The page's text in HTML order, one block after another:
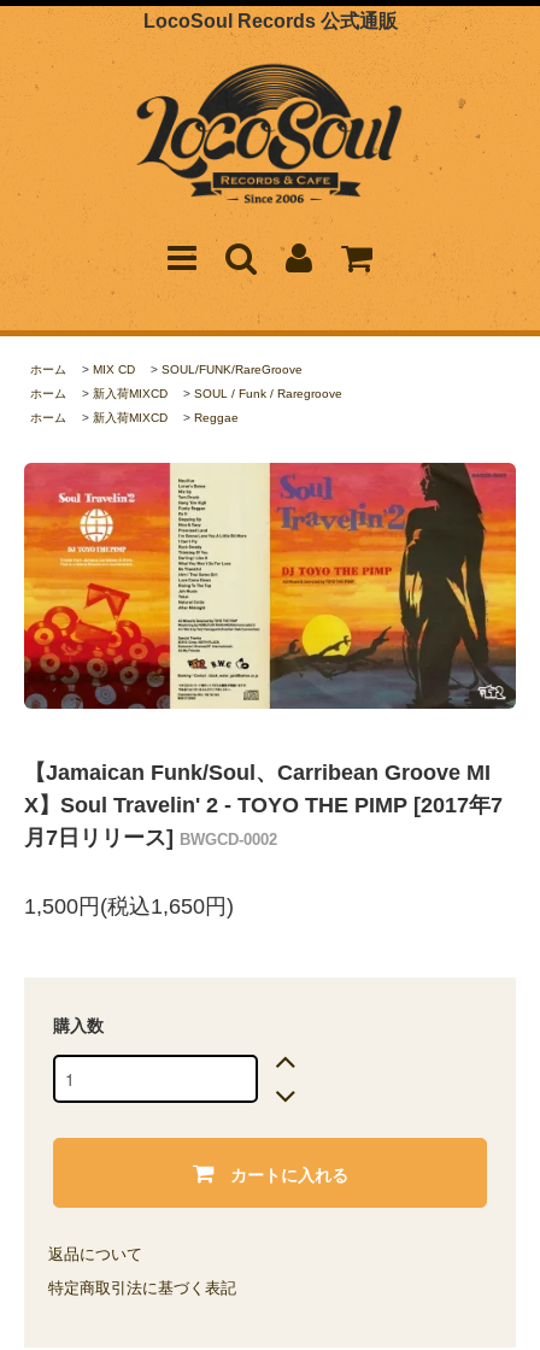
LocoSoul Records 公式通販
ホーム > MIX CD > SOUL/FUNK/RareGroove
ホーム
> 新入荷MIXCD > SOUL / Funk / Raregroove
ホーム
> 新入荷MIXCD > Reggae
【Jamaican Funk/Soul、Carribean Groove MI
X】Soul Travelin' 2 - TOYO THE PIMP [2017年7
月7日リリース] BWGCD-0002
1,500円(税込1,650円)
購入数
カートに入れる
返品について
特定商取引法に基づく表記